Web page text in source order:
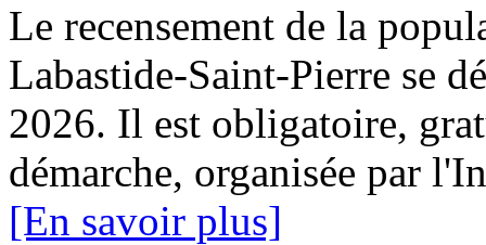
Le recensement de la
Labastide-Saint-Pierre se
2026. Il est obligatoire,
démarche, organisée par
[En savoir plus]